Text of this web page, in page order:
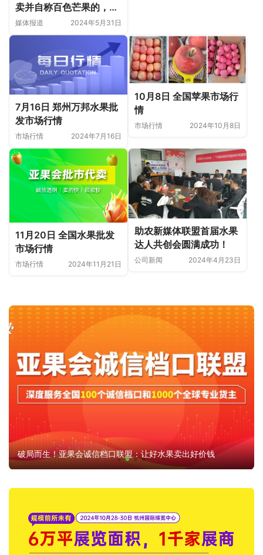
卖并自称百色芒果的，均
属虚假销售
媒体报道 2024年5月31日
7月16日 郑州万邦水果批
发市场行情
市场行情 2024年7月16日
10月8日 全国苹果市场行
情
市场行情 2024年10月8日
11月20日 全国水果批发
市场行情
市场行情 2024年11月21日
助农新媒体联盟首届水果
达人共创会圆满成功！
公司新闻 2024年4月23日
破局而生！亚果会诚信档口联盟：让好水果卖出好价钱